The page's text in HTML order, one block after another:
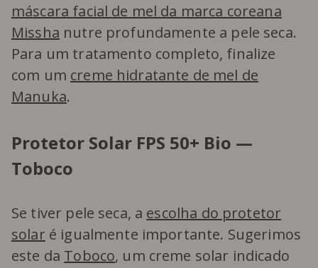
máscara facial de mel da marca coreana
Missha nutre profundamente a pele seca.
Para um tratamento completo, finalize
com um creme hidratante de mel de
Manuka.
Protetor Solar FPS 50+ Bio —
Toboco
Se tiver pele seca, a escolha do protetor
solar é igualmente importante. Sugerimos
este da Toboco, um creme solar indicado